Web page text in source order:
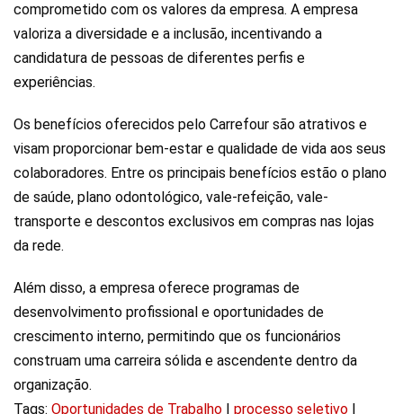
comprometido com os valores da empresa. A empresa
valoriza a diversidade e a inclusão, incentivando a
candidatura de pessoas de diferentes perfis e
experiências.
Os benefícios oferecidos pelo Carrefour são atrativos e
visam proporcionar bem-estar e qualidade de vida aos seus
colaboradores. Entre os principais benefícios estão o plano
de saúde, plano odontológico, vale-refeição, vale-
transporte e descontos exclusivos em compras nas lojas
da rede.
Além disso, a empresa oferece programas de
desenvolvimento profissional e oportunidades de
crescimento interno, permitindo que os funcionários
construam uma carreira sólida e ascendente dentro da
organização.
Tags: Oportunidades de Trabalho processo seletivo